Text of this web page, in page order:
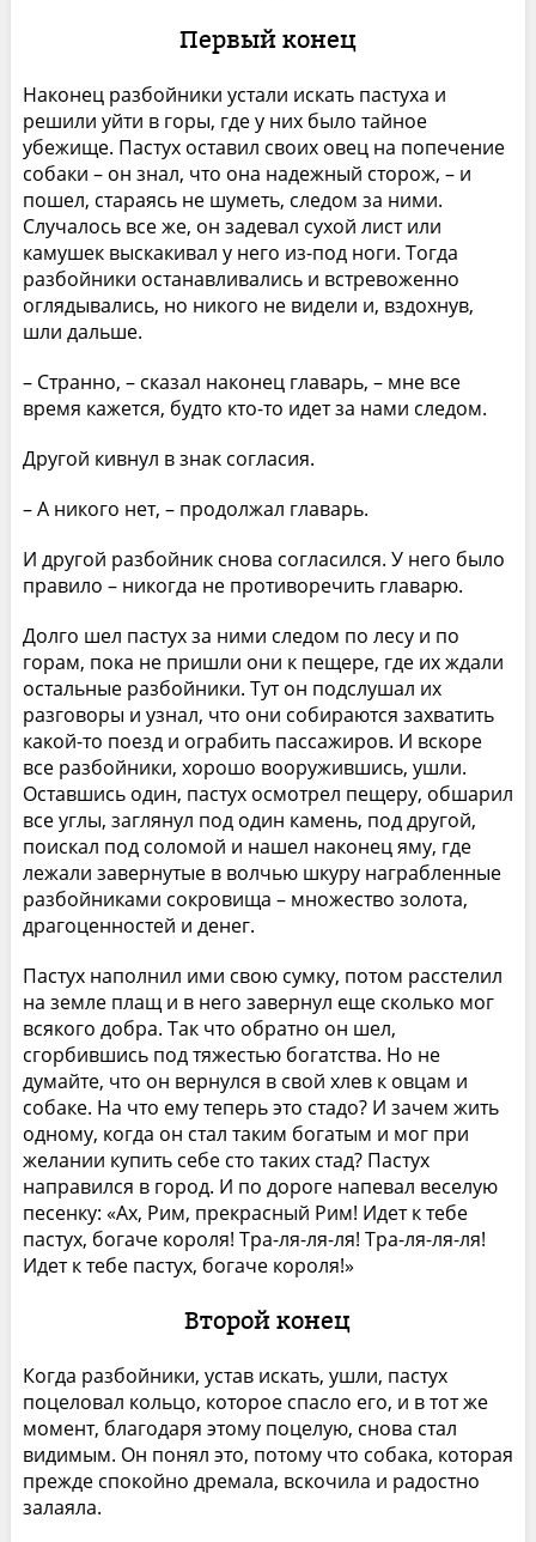
Первый конец
Наконец разбойники устали искать пастуха и
решили уйти в горы, где у них было тайное
убежище. Пастух оставил своих овец на попечение
собаки – он знал, что она надежный сторож, – и
пошел, стараясь не шуметь, следом за ними.
Случалось все же, он задевал сухой лист или
камушек выскакивал у него из-под ноги. Тогда
разбойники останавливались и встревоженно
оглядывались, но никого не видели и, вздохнув,
шли дальше.
– Странно, – сказал наконец главарь, – мне все
время кажется, будто кто-то идет за нами следом.
Другой кивнул в знак согласия.
– А никого нет, – продолжал главарь.
И другой разбойник снова согласился. У него было
правило – никогда не противоречить главарю.
Долго шел пастух за ними следом по лесу и по
горам, пока не пришли они к пещере, где их ждали
остальные разбойники. Тут он подслушал их
разговоры и узнал, что они собираются захватить
какой-то поезд и ограбить пассажиров. И вскоре
все разбойники, хорошо вооружившись, ушли.
Оставшись один, пастух осмотрел пещеру, обшарил
все углы, заглянул под один камень, под другой,
поискал под соломой и нашел наконец яму, где
лежали завернутые в волчью шкуру награбленные
разбойниками сокровища – множество золота,
драгоценностей и денег.
Пастух наполнил ими свою сумку, потом расстелил
на земле плащ и в него завернул еще сколько мог
всякого добра. Так что обратно он шел,
сгорбившись под тяжестью богатства. Но не
думайте, что он вернулся в свой хлев к овцам и
собаке. На что ему теперь это стадо? И зачем жить
одному, когда он стал таким богатым и мог при
желании купить себе сто таких стад? Пастух
направился в город. И по дороге напевал веселую
песенку: «Ах, Рим, прекрасный Рим! Идет к тебе
пастух, богаче короля! Тра-ля-ля-ля! Тра-ля-ля-ля!
Идет к тебе пастух, богаче короля!»
Второй конец
Когда разбойники, устав искать, ушли, пастух
поцеловал кольцо, которое спасло его, и в тот же
момент, благодаря этому поцелую, снова стал
видимым. Он понял это, потому что собака, которая
прежде спокойно дремала, вскочила и радостно
залаяла.